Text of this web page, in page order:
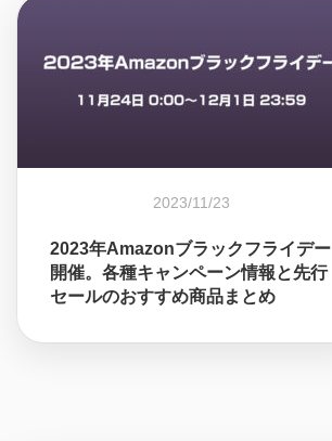
2023/11/23
2023年Amazonブラックフライデー
開催。各種キャンペーン情報と先行
セールのおすすめ商品まとめ